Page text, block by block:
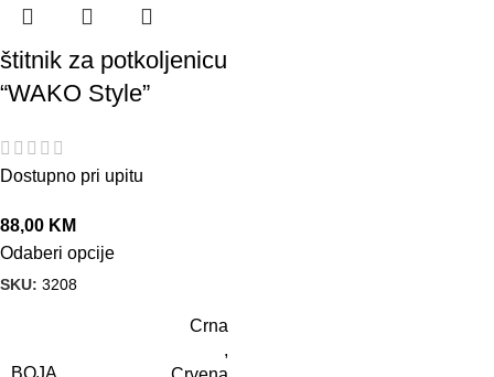
štitnik za potkoljenicu
“WAKO Style”
Dostupno pri upitu
88,00 KM
Odaberi opcije
SKU: 3208
BOJA
Crna
,